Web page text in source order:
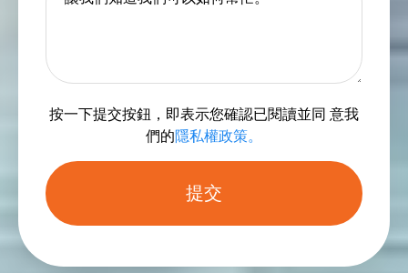
按一下提交按鈕，即表示您確認已閱讀並同 意我
們的隱私權政策。